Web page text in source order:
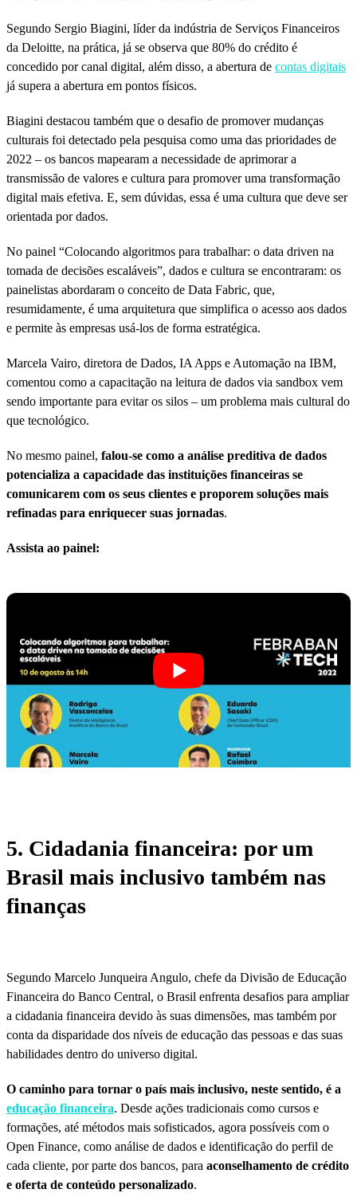
Segundo Sergio Biagini, líder da indústria de Serviços Financeiros
da Deloitte, na prática, já se observa que 80% do crédito é
concedido por canal digital, além disso, a abertura de contas digitais
já supera a abertura em pontos físicos.
Biagini destacou também que o desafio de promover mudanças
culturais foi detectado pela pesquisa como uma das prioridades de
2022 – os bancos mapearam a necessidade de aprimorar a
transmissão de valores e cultura para promover uma transformação
digital mais efetiva. E, sem dúvidas, essa é uma cultura que deve ser
orientada por dados.
No painel “Colocando algoritmos para trabalhar: o data driven na
tomada de decisões escaláveis”, dados e cultura se encontraram: os
painelistas abordaram o conceito de Data Fabric, que,
resumidamente, é uma arquitetura que simplifica o acesso aos dados
e permite às empresas usá-los de forma estratégica.
Marcela Vairo, diretora de Dados, IA Apps e Automação na IBM,
comentou como a capacitação na leitura de dados via sandbox vem
sendo importante para evitar os silos – um problema mais cultural do
que tecnológico.
No mesmo painel, falou-se como a análise preditiva de dados
potencializa a capacidade das instituições financeiras se
comunicarem com os seus clientes e proporem soluções mais
refinadas para enriquecer suas jornadas.
Assista ao painel:
5. Cidadania financeira: por um
Brasil mais inclusivo também nas
finanças
Segundo Marcelo Junqueira Angulo, chefe da Divisão de Educação
Financeira do Banco Central, o Brasil enfrenta desafios para ampliar
a cidadania financeira devido às suas dimensões, mas também por
conta da disparidade dos níveis de educação das pessoas e das suas
habilidades dentro do universo digital.
O caminho para tornar o país mais inclusivo, neste sentido, é a
educação financeira. Desde ações tradicionais como cursos e
formações, até métodos mais sofisticados, agora possíveis com o
Open Finance, como análise de dados e identificação do perfil de
cada cliente, por parte dos bancos, para aconselhamento de crédito
e oferta de conteúdo personalizado.